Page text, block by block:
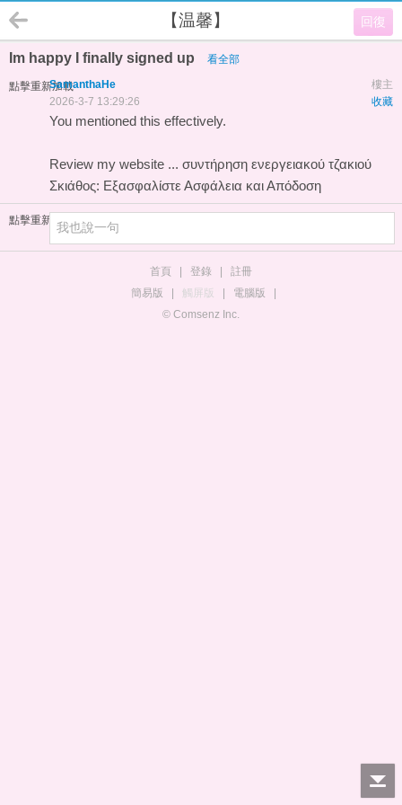
回復
【温馨】
Im happy I finally signed up 看全部
點擊重新加載 樓主
SamanthaHe
收藏
2026-3-7 13:29:26
You mentioned this effectively.
Review my website ... συντήρηση ενεργειακού τζακιού
Σκιάθος: Εξασφαλίστε Ασφάλεια και Απόδοση
點擊重新加載
首頁 登錄
註冊
簡易版
觸屏版 電腦版
© Comsenz Inc.